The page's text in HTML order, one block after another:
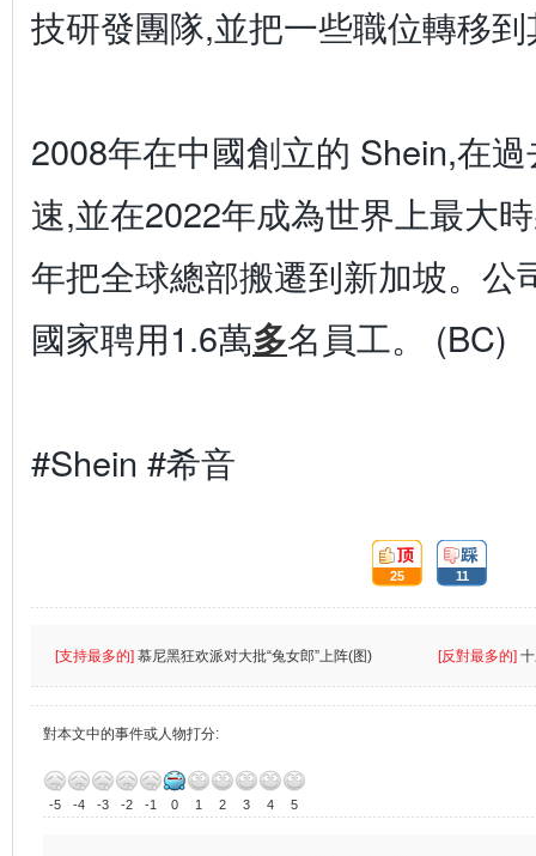
技研發團隊,並把一些職位轉移
2008年在中國創立的 Shein,在
速,並在2022年成為世界上最大
年把全球總部搬遷到新加坡。公
國家聘用1.6萬多名員工。 (BC)
#Shein #希音
頂:
25
踩:
11
[支持最多的] 慕尼黑狂欢派对大批“兔女郎”上阵(图) [反對最多的]
對本文中的事件或人物打分:
-5 -4 -3 -2 -1 0 1 2 3 4 5